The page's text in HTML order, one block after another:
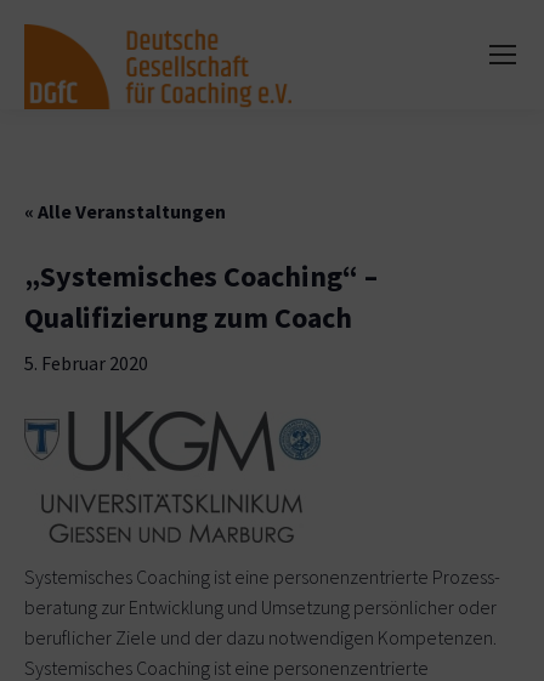
« Alle Veranstaltungen
„Systemisches Coaching“ –
Qualifizierung zum Coach
5. Februar 2020
Systemisches Coaching ist eine personenzentrierte Prozess-
beratung zur Entwicklung und Umsetzung persönlicher oder
beruflicher Ziele und der dazu notwendigen Kompetenzen.
Systemisches Coaching ist eine personenzentrierte